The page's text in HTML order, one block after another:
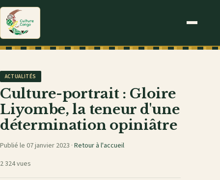
ACTUALITÉS
Culture-portrait : Gloire
Liyombe, la teneur d'une
détermination opiniâtre
Publié le 07 janvier 2023 · Retour à l'accueil
2 324 vues